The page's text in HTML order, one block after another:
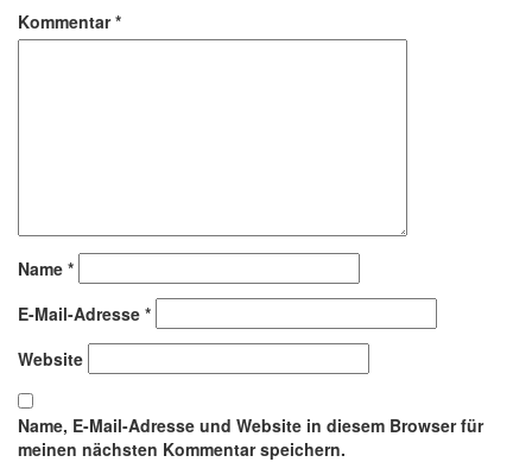
Kommentar*
Name *
E-Mail-Adresse *
Website
Name, E-Mail-Adresse und Website in diesem Browser für
meinen nächsten Kommentar speichern.